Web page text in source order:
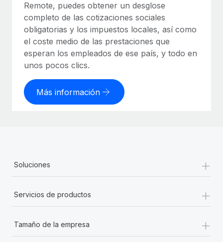
Remote, puedes obtener un desglose
completo de las cotizaciones sociales
obligatorias y los impuestos locales, así como
el coste medio de las prestaciones que
esperan los empleados de ese país, y todo en
unos pocos clics.
Más información
Soluciones +
Servicios de productos +
Tamaño de la empresa +